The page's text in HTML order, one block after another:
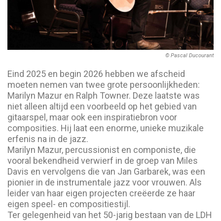
© Pascal Ducourant
Eind 2025 en begin 2026 hebben we afscheid
moeten nemen van twee grote persoonlijkheden:
Marilyn Mazur en Ralph Towner. Deze laatste was
niet alleen altijd een voorbeeld op het gebied van
gitaarspel, maar ook een inspiratiebron voor
composities. Hij laat een enorme, unieke muzikale
erfenis na in de jazz.
Marilyn Mazur, percussionist en componiste, die
vooral bekendheid verwierf in de groep van Miles
Davis en vervolgens die van Jan Garbarek, was een
pionier in de instrumentale jazz voor vrouwen. Als
leider van haar eigen projecten creëerde ze haar
eigen speel- en compositiestijl.
Ter gelegenheid van het 50-jarig bestaan van de LDH